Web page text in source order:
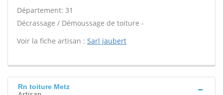
Département: 31
Décrassage / Démoussage de toiture -
Voir la fiche artisan : Sarl jaubert
Rn toiture Metz